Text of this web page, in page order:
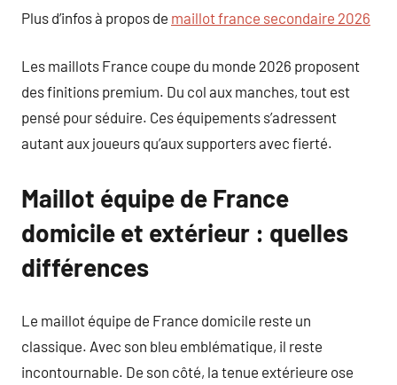
Plus d’infos à propos de maillot france secondaire 2026
Les maillots France coupe du monde 2026 proposent
des finitions premium. Du col aux manches, tout est
pensé pour séduire. Ces équipements s’adressent
autant aux joueurs qu’aux supporters avec fierté.
Maillot équipe de France
domicile et extérieur : quelles
différences
Le maillot équipe de France domicile reste un
classique. Avec son bleu emblématique, il reste
incontournable. De son côté, la tenue extérieure ose